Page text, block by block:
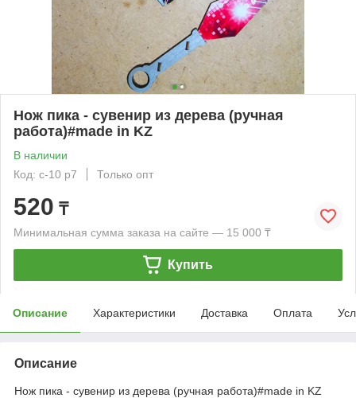
Нож пика - сувенир из дерева (ручная
работа)#made in KZ
В наличии
Код: с-10 р7
Только опт
520 ₸
Минимальная сумма заказа на сайте — 15 000 ₸
Купить
Описание Характеристики Доставка Оплата
Описание
Нож пика - сувенир из дерева (ручная работа)#made in KZ